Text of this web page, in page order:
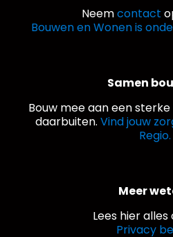
Neemcontact
Bouwen en Wonen is
Samen
Bouw mee aan een
daarbuiten. Vind jouw
Regio.
Meer
Lees hier alles
Privacy